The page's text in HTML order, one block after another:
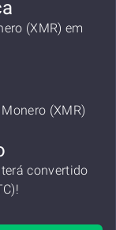
(XMR) em
(XMR)
convertido